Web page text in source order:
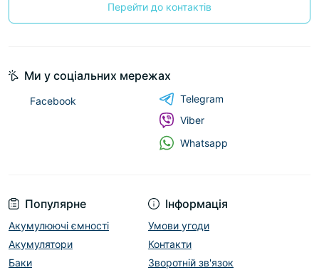
Перейти до контактів
Популярне
Акумулюючі ємності
Акумулятори
Баки
Інформація
Умови угоди
Контакти
Зворотній зв'язок
Ми у соціальних мережах
Facebook
Telegram
Viber
Whatsapp